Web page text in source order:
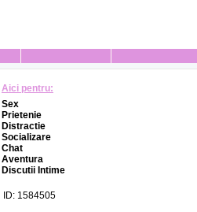
Aici pentru:
Sex
Prietenie
Distractie
Socializare
Chat
Aventura
Discutii Intime
ID: 1584505